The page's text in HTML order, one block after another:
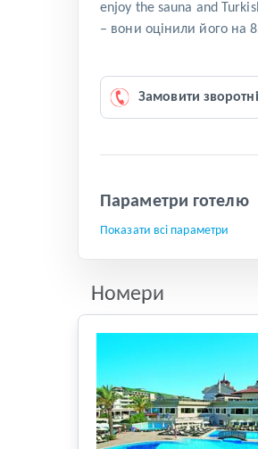
enjoy the sauna and
– вони оцінили його на
Замовити
Параметри готелю
Показати всі параметри
Номери